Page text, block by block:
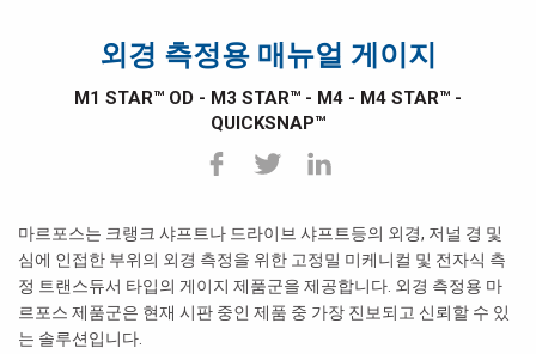
외경 측정용 매뉴얼 게이지
M1 STAR™ OD - M3 STAR™ - M4 - M4 STAR™ -
QUICKSNAP™
마르포스는 크랭크 샤프트나 드라이브 샤프트등의 외경, 저널 경 및
심에 인접한 부위의 외경 측정을 위한 고정밀 미케니컬 및 전자식 측
정 트랜스듀서 타입의 게이지 제품군을 제공합니다. 외경 측정용 마
르포스 제품군은 현재 시판 중인 제품 중 가장 진보되고 신뢰할 수 있
는 솔루션입니다.
Español
日本語 (Japanese)
中文 (Chinese)
아직 등록하지 않으셨다면, 지금 무료로 등록하실 수 있습니다!
여기를 클릭하십시오!